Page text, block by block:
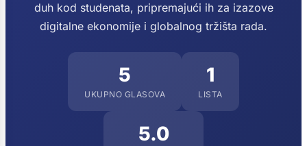
duh kod studenata, pripremajući ih za izazove
digitalne ekonomije i globalnog tržišta rada.
5
UKUPNO GLASOVA
1
LISTA
5.0